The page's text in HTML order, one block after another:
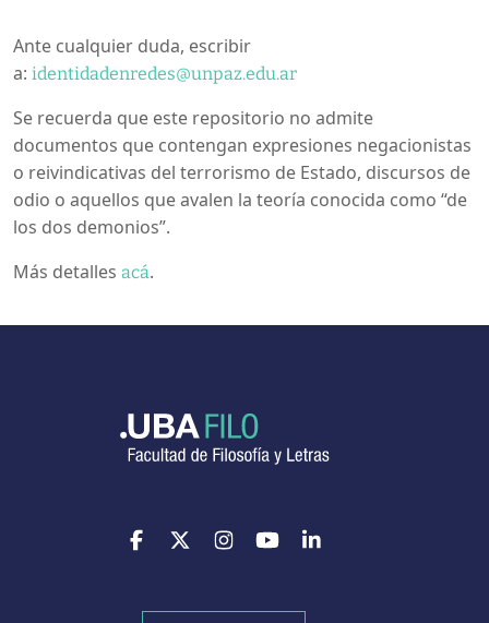
Ante cualquier duda, escribir
a: identidadenredes@unpaz.edu.ar
Se recuerda que este repositorio no admite
documentos que contengan expresiones negacionistas
o reivindicativas del terrorismo de Estado, discursos de
odio o aquellos que avalen la teoría conocida como “de
los dos demonios”.
Más detalles acá.